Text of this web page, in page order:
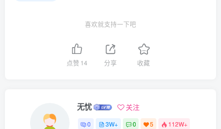
喜欢就支持一下吧
点赞 14 分享 收藏
无忧 关注
0 3W+ 0 5 112W+